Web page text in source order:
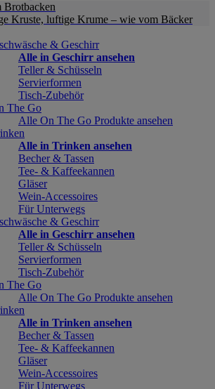
Brotbacken
Kruste, luftige Krume – wie vom Bäcker
& Geschirr
Alle in Geschirr ansehen
Teller & Schüsseln
Servierformen
Tisch-Zubehör
The Go
Alle On The Go Produkte ansehen
Alle in Trinken ansehen
Becher & Tassen
Tee- & Kaffeekannen
Gläser
Wein-Accessoires
Für Unterwegs
& Geschirr
Alle in Geschirr ansehen
Teller & Schüsseln
Servierformen
Tisch-Zubehör
The Go
Alle On The Go Produkte ansehen
Alle in Trinken ansehen
Becher & Tassen
Tee- & Kaffeekannen
Gläser
Wein-Accessoires
Für Unterwegs